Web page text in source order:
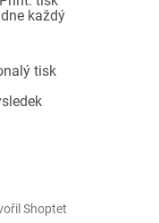
každý
tisk
Shoptet